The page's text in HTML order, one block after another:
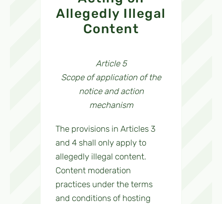
Allegedly Illegal
Content
Article 5
Scope of application of the
notice and action
mechanism
The provisions in Articles 3
and 4 shall only apply to
allegedly illegal content.
Content moderation
practices under the terms
and conditions of hosting